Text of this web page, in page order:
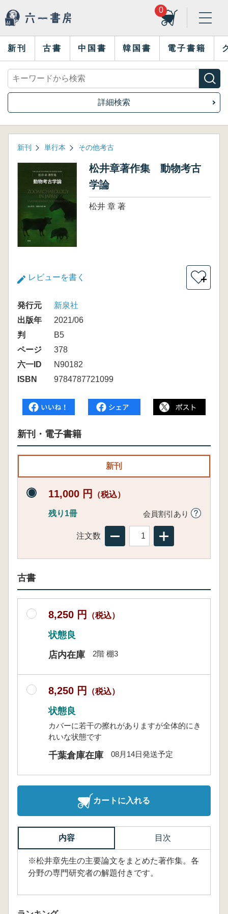
0
新刊 古書 中国書 韓国書 電子書籍
詳細検索
新刊 単行本 その他考古
松井章著作集 動物考古
学論
松井 章 著
レビューを書く ＋
発行元
新泉社
出版年
2021/06
判
B5
ページ
378
六一ID
N90182
ISBN
9784787721099
新刊・電子書籍
新刊
11,000 円 （税込）
残り1冊 会員割引あり
注文数
古書
8,250 円 （税込）
状態良
店内在庫
2階 棚3
8,250 円 （税込）
状態良
カバーに若干の擦れがありますが全体的にき
れいな状態です
千葉倉庫在庫 08月14日発送予定
カートに入れる
内容 目次
※松井章先生の主要論文をまとめた著作集。各
分野の専門研究者の解題付きです。